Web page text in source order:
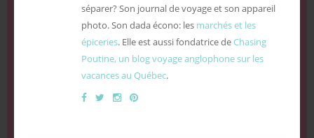
séparer? Son journal de voyage et son appareil
photo. Son dada écono: les marchés et les
épiceries. Elle est aussi fondatrice deChasing
Poutine, un blog voyage anglophone sur les
vacances au Québec.